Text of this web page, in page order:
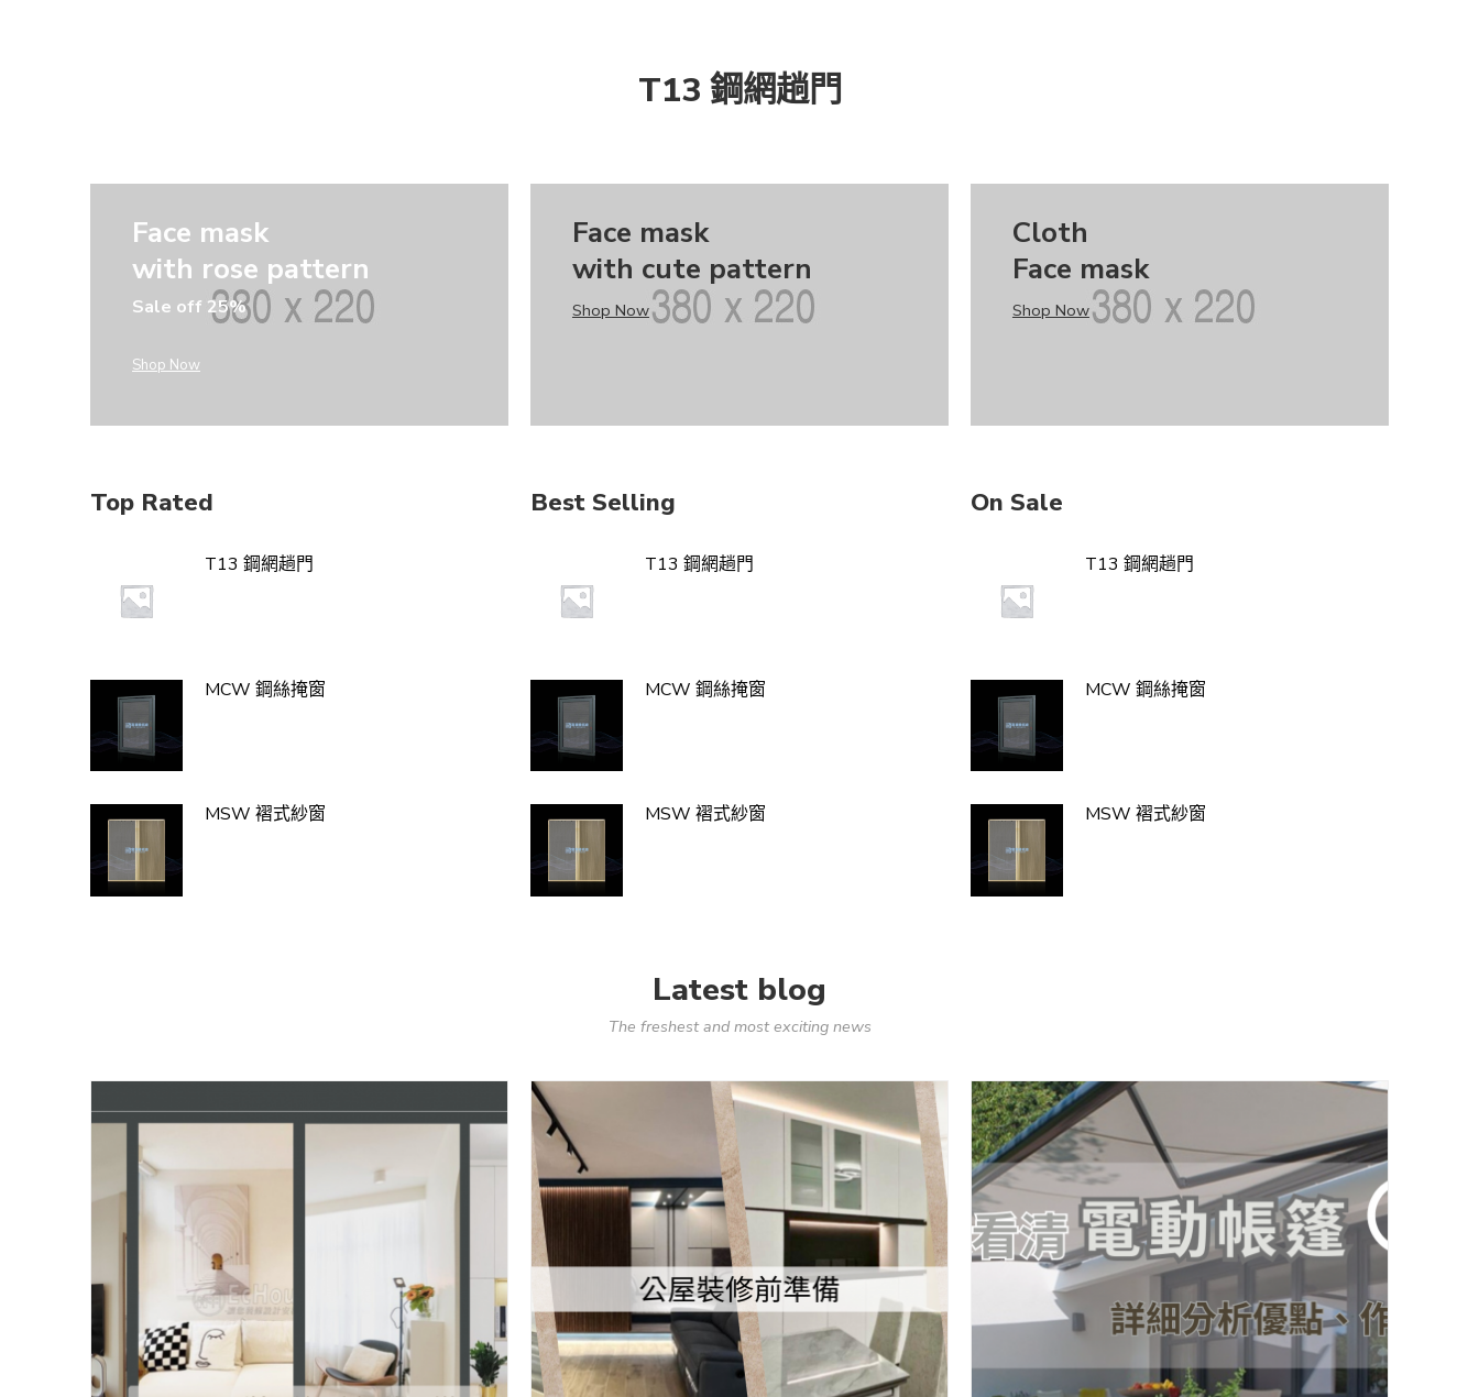
T13 鋼網趟門
Face mask
with rose pattern
Sale off 25%
Shop Now
Face mask
with cute pattern
Shop Now
Cloth
Face mask
Shop Now
Top Rated
T13 鋼網趟門
MCW 鋼絲掩窗
MSW 褶式紗窗
MSD 折叠紗門
MEG 磁石蚊網
EDen
Best Selling
T13 鋼網趟門
MCW 鋼絲掩窗
MSW 褶式紗窗
MSD 折叠紗門
MEG 磁石蚊網
EDen
On Sale
T13 鋼網趟門
MCW 鋼絲掩窗
MSW 褶式紗窗
Latest blog
The freshest and most exciting news